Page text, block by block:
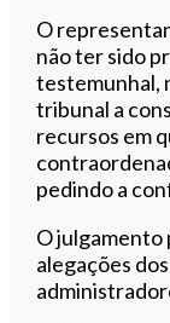
O
não ter sido
testemunhal,
tribunal a
recursos em
pedindo a
O julgamento
alegações